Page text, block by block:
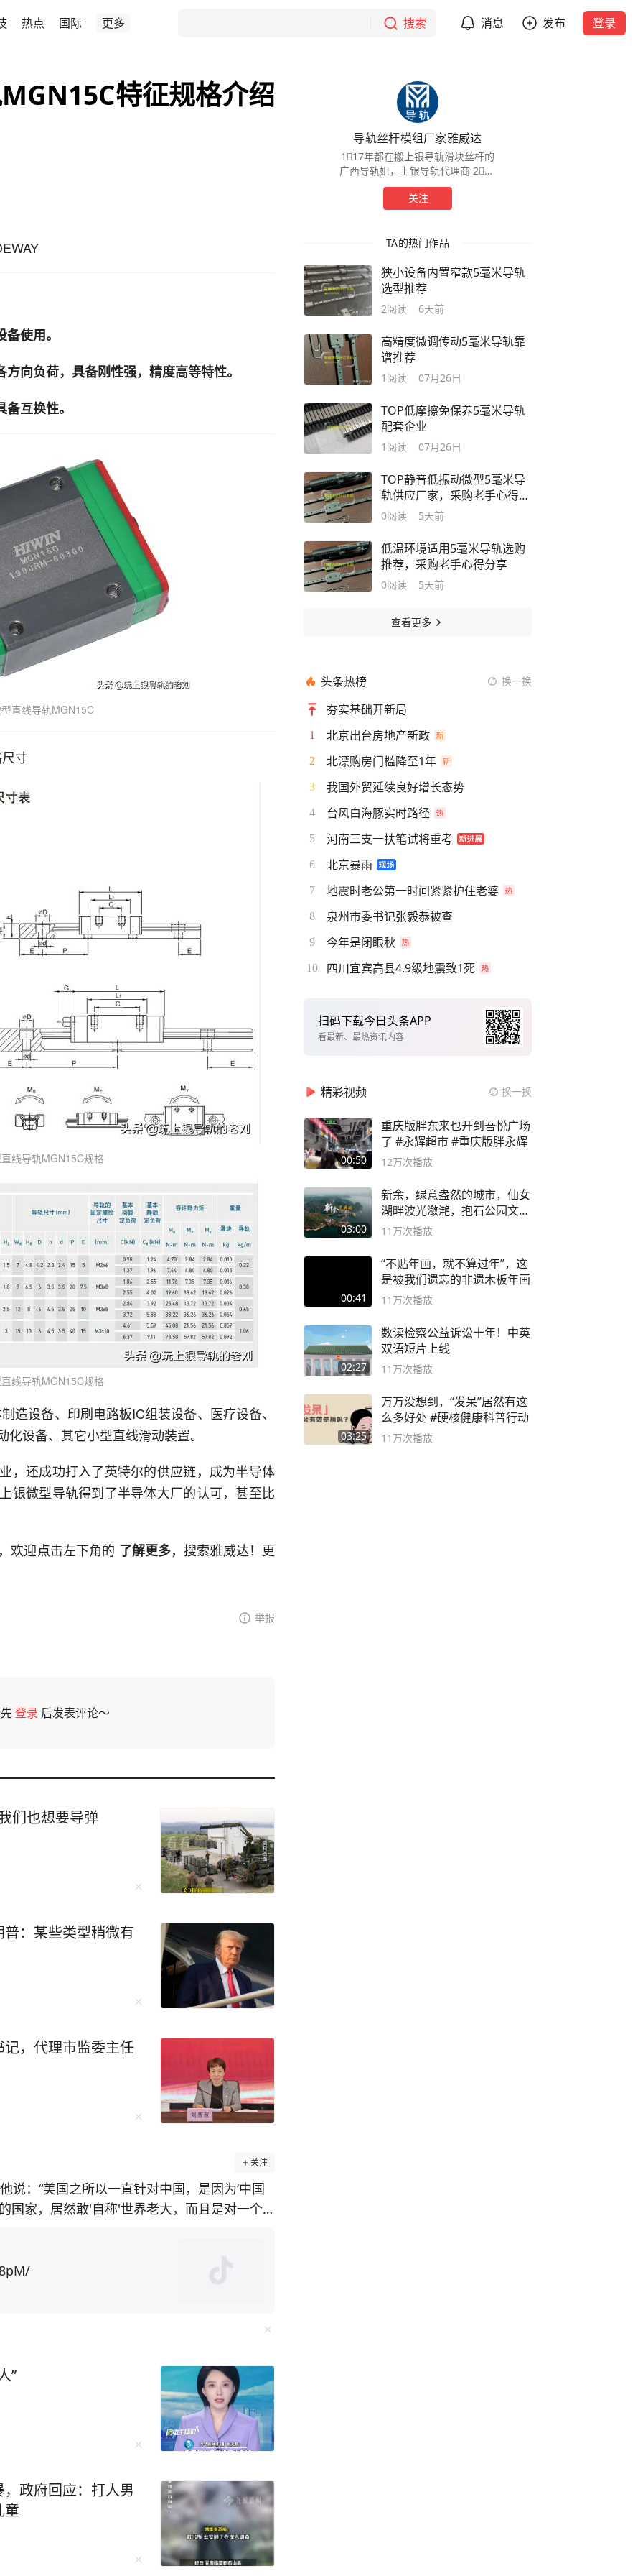
热点 国际 更多 搜索 消息 发布 登录
特征规格介绍
使用。
向负荷，具备刚性强，精度高等特性。
互换性。
直线导轨MGN15C
寸
线导轨MGN15C规格
线导轨MGN15C规格
造设备、印刷电路板IC组装设备、医疗设备、
设备、其它小型直线滑动装置。
，还成功打入了英特尔的供应链，成为半导体
银微型导轨得到了半导体大厂的认可，甚至比
欢迎点击左下角的 了解更多，搜索雅威达！更
举报
登录 后发表评论～
们也想要导弹
：某些类型稍微有
，代理市监委主任
关注
说：“美国之所以一直针对中国，是因为‘中国
国家，居然敢'自称'世界老大，而且是对一个
中国不是国家，是个文明。”西方人一直在盯
会变成西方，在他们眼里，中国的'原罪'就是没
截然不同的逻辑，注定了两国的发展轨迹天差
个大文明的容器，里面装的是共同的文化记忆
辟地的第一斧，到精
戚的悲壮，这些看似荒诞的神话叙事，实则是
主动创造的精神，在大禹治水的传说中达到巅
”
政府回应：打人男
童
导轨丝杆模组厂家雅威达
1⃣️17年都在搬上银导轨滑块丝杆的
广西导轨姐，上银导轨代理商 2⃣️17
年都在为拥有自己的屋檐扛上银丝
杆模组 3⃣️17年都在等您来下载
HIWIN线轨选型
关注
TA的热门作品
狭小设备内置窄款5毫米导轨
选型推荐
2阅读 6天前
高精度微调传动5毫米导轨靠
谱推荐
1 阅读 07月26日
TOP低摩擦免保养5毫米导轨
配套企业
1 阅读 07月26日
TOP静音低振动微型5毫米导
轨供应厂家，采购老手心得分
享
0阅读 5天前
低温环境适用5毫米导轨选购
推荐，采购老手心得分享
0阅读 5天前
查看更多
头条热榜 换一换
夯实基础开新局
1 北京出台房地产新政
2 北漂购房门槛降至1年
3 我国外贸延续良好增长态势
4 台风白海豚实时路径
5 河南三支一扶笔试将重考
6 北京暴雨
7 地震时老公第一时间紧紧护住老婆
8 泉州市委书记张毅恭被查
9 今年是闭眼秋
10 四川宜宾高县4.9级地震致1死
扫码下载今日头条APP
看最新、最热资讯内容
精彩视频 换一换
00:50
重庆版胖东来也开到吾悦广场
了 #永辉超市 #重庆版胖永辉
12万次播放
03:00
新余，绿意盎然的城市，仙女
湖畔波光潋滟，抱石公园文化
深邃……
11万次播放
00:41
“不贴年画，就不算过年”，这
是被我们遗忘的非遗木板年画
11万次播放
02:27
数读检察公益诉讼十年！中英
双语短片上线
11万次播放
03:25
万万没想到，“发呆”居然有这
么多好处 #硬核健康科普行动
11万次播放